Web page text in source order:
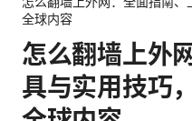
全球内容
怎么翻墙上外
具与实用技巧